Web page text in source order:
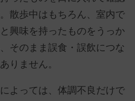
散歩中はもちろん、室内で
興味を持ったものをうっか
そのまま誤食・誤飲につな
りません。
よっては、体調不良だけで